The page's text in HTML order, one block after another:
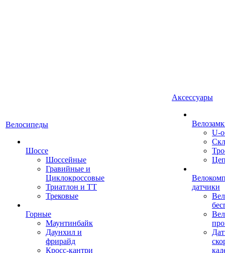
Велосипеды
Шоссе
Шоссейные
Гравийные и
Циклокроссовые
Триатлон и ТТ
Трековые
Горные
Маунтинбайк
Даунхил и
фрирайд
Кросс-кантри
Аксессуары
U-
датчики